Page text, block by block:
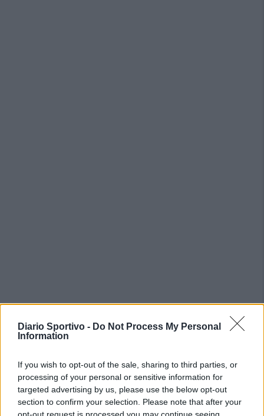
Diario Sportivo - Do Not Process My Personal
Information
If you wish to opt-out of the sale, sharing to third parties, or
processing of your personal or sensitive information for
targeted advertising by us, please use the below opt-out
section to confirm your selection. Please note that after your
opt-out request is processed you may continue seeing
presentato domanda di ripescaggio
8 Lug 2026
Amichevole Ossese: 3-1 al Cagliari Primavera,